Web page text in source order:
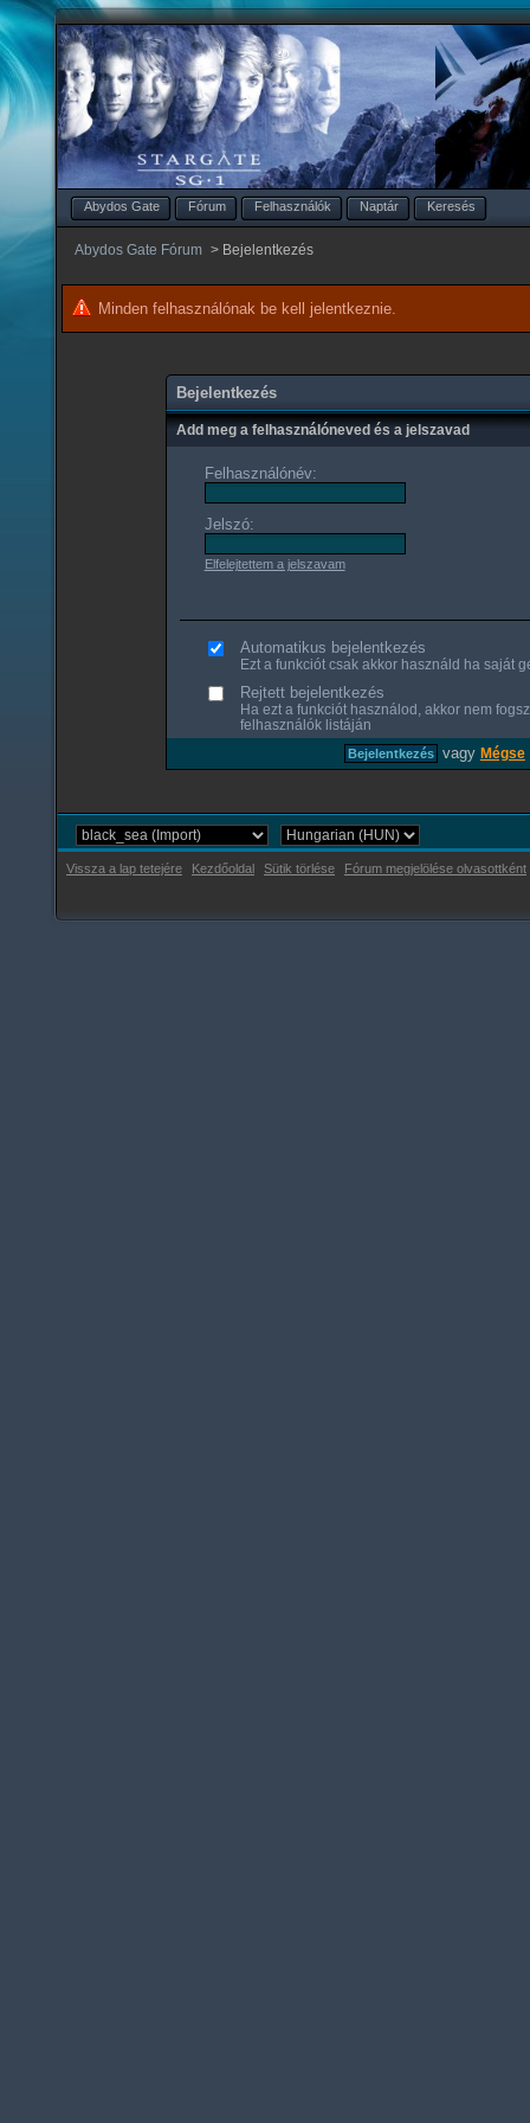
Abydos Gate Fórum Felhasználók Naptár Keresés
Abydos Gate Fórum > Bejelentkezés
Minden felhasználónak be kell jelentkeznie.
Bejelentkezés
Add meg a felhasználóneved és a jelszavad
Felhasználónév:
Jelszó:
Elfelejtettem a jelszavam
Automatikus bejelentkezés
Ezt a funkciót csak akkor használd ha saját
Rejtett bejelentkezés
Ha ezt a funkciót használod, akkor nem
felhasználók listáján
vagy Mégse
Vissza a lap tetejére Kezdőoldal Sütik törlése Fórum megjelölése olvasottként